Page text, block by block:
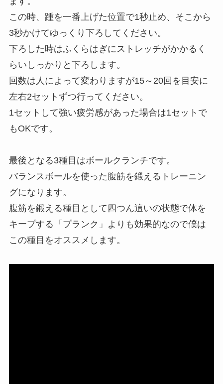
この時、踵を一番上げた位置で1秒止め、そこから
3秒かけてゆっくり下ろしてください。
下ろした時はふくらはぎにストレッチがかかるく
らいしっかりと下ろします。
回数は人によって変わりますが15～20回を目安に
左右2セットずつ行ってください。
1セットして強い疲労感があった場合は1セットで
もOKです。
最後となる3種目はボールクランチです。
バランスボールを使った腹筋を鍛えるトレーニン
グになります。
腹筋を鍛える種目として四つん這いの状態で体を
キープする「プランク」よりも効果的なので僕は
この種目をオススメします。